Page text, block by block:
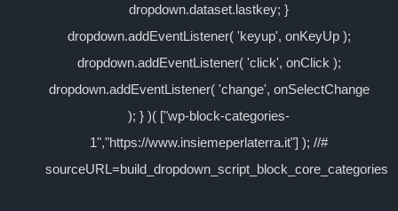
dropdown.dataset.lastkey; }
dropdown.addEventListener( 'keyup', onKeyUp );
dropdown.addEventListener( 'click', onClick );
dropdown.addEventListener( 'change', onSelectChange
); } )( ["wp-block-categories-
1","https://www.insiemeperlaterra.it"] ); //#
sourceURL=build_dropdown_script_block_core_categories